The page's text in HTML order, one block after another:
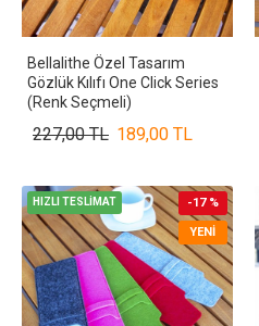
Bellalithe Özel Tasarım
Gözlük Kılıfı One Click Series
(Renk Seçmeli)
189,00 TL
227,00 TL
HIZLI TESLİMAT
YENI
-17 %